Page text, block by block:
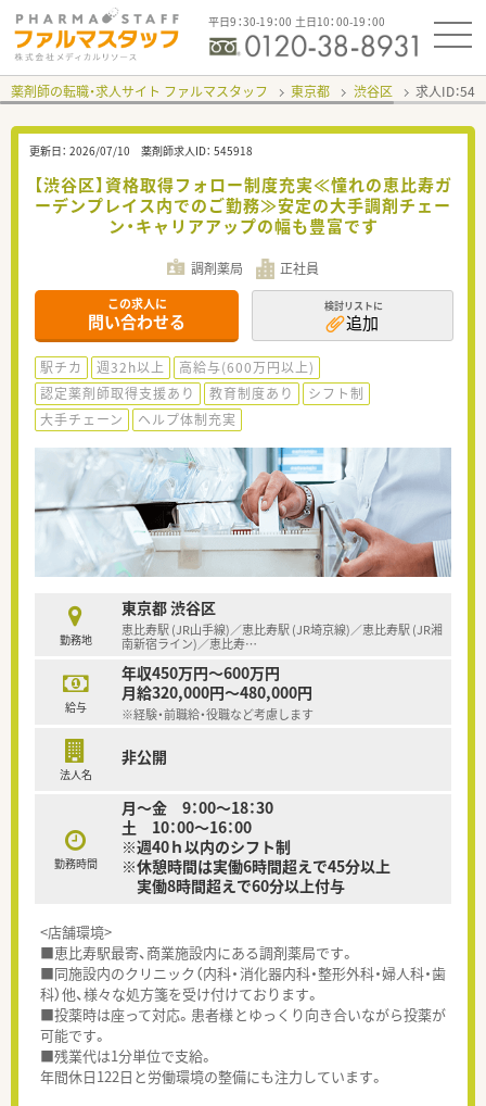
平日9：30-19：00 土日10：00-19：00
薬剤師の転職・求人サイト ファルマスタッフ 東京都 渋谷区 求人ID：
更新日： 2026/07/10 薬剤師求人ID： 545918
【渋谷区】資格取得フォロー制度充実≪憧れの恵比寿ガ
ーデンプレイス内でのご勤務≫安定の大手調剤チェー
ン・キャリアアップの幅も豊富です
調剤薬局 正社員
この求人に
問い合わせる
検討リストに
追加
駅チカ 週32h以上
高給与(600万円以上)
認定薬剤師取得支援あり
教育制度あり
シフト制
大手チェーン
ヘルプ体制充実
勤務地
東京都 渋谷区
恵比寿駅 (JR山手線)／恵比寿駅 (JR埼京線)／恵比寿駅 (JR湘
南新宿ライン)／恵比寿…
給与
年収450万円～600万円
月給320,000円～480,000円
※経験・前職給・役職など考慮します
法人名
非公開
勤務時間
月～金 9：00～18：30
土 10：00～16：00
※週40ｈ以内のシフト制
※休憩時間は実働6時間超えで45分以上
実働8時間超えで60分以上付与
<店舗環境>
■恵比寿駅最寄、商業施設内にある調剤薬局です。
■同施設内のクリニック（内科・消化器内科・整形外科・婦人科・歯
科）他、様々な処方箋を受け付けております。
■投薬時は座って対応。患者様とゆっくり向き合いながら投薬が
可能です。
■残業代は1分単位で支給。
年間休日122日と労働環境の整備にも注力しています。